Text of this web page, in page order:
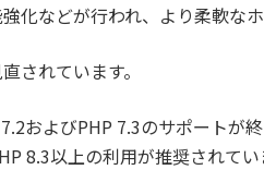
化などが行われ、より柔軟な
されています。
およびPHP 7.3のサポートが
8.3以上の利用が推奨されてい